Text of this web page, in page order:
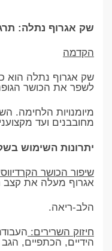
שק אגרוף נתלה:
הקדמה
שק אגרוף נתלה הוא
לשפר את הכושר
מיומנויות הלחימה.
מחובבנים ועד
יתרונות השימוש
שיפור הכושר
אגרוף מעלה את קצב
הלב-ריאה.
חיזוק השרירים:
הידיים, הכתפיים,